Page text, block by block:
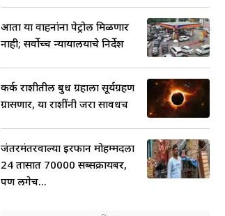
आता या वाहनांना पेट्रोल मिळणार
नाही; सर्वोच्च न्यायालयाचे निर्देश
कर्क राशीतील बुध ग्रहाला सूर्यग्रहण
ग्रासणार, या राशींनी जरा सावधच
जंतरमंतरवाल्या इरफान मोहम्मदला
24 तासात 70000 सब्सक्रायबर,
पण लगेच...